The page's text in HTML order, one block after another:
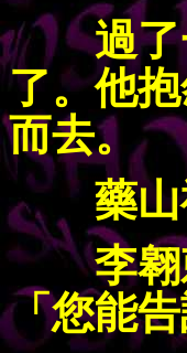
過
了。他
而去。
藥
李
「您能